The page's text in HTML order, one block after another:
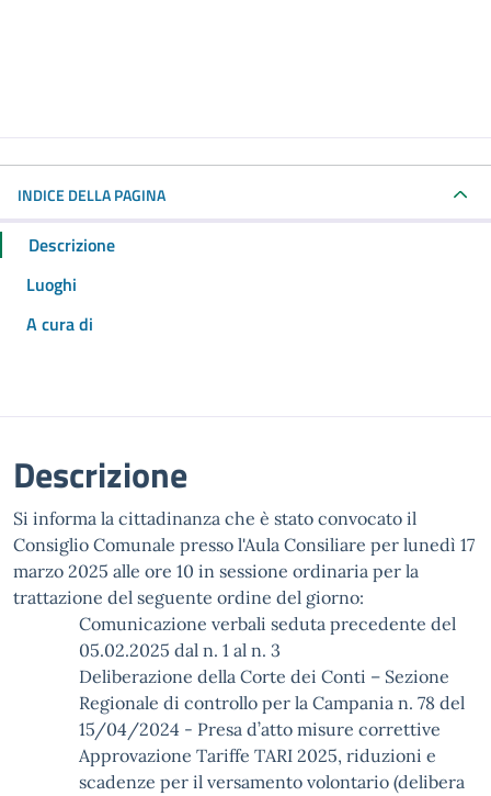
INDICE DELLA PAGINA
Descrizione
Luoghi
A cura di
Descrizione
Si informa la cittadinanza che è stato convocato il
Consiglio Comunale presso l'Aula Consiliare per lunedì 17
marzo 2025 alle ore 10 in sessione ordinaria per la
trattazione del seguente ordine del giorno:
Comunicazione verbali seduta precedente del
05.02.2025 dal n. 1 al n. 3
Deliberazione della Corte dei Conti – Sezione
Regionale di controllo per la Campania n. 78 del
15/04/2024 - Presa d’atto misure correttive
Approvazione Tariffe TARI 2025, riduzioni e
scadenze per il versamento volontario (delibera